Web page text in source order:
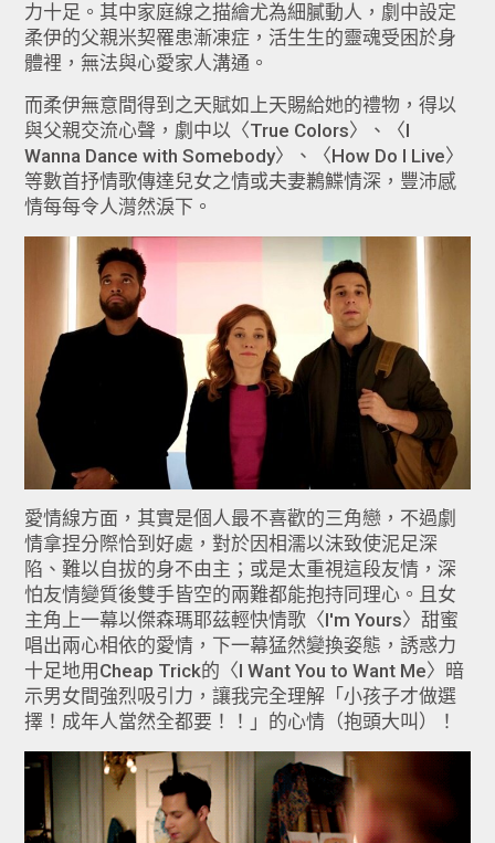
力十足。其中家庭線之描繪尤為細膩動人，劇中設定
柔伊的父親米契罹患漸凍症，活生生的靈魂受困於身
體裡，無法與心愛家人溝通。
而柔伊無意間得到之天賦如上天賜給她的禮物，得以
與父親交流心聲，劇中以〈True Colors〉、〈I
Wanna Dance with Somebody〉、〈How Do I Live〉
等數首抒情歌傳達兒女之情或夫妻鶼鰈情深，豐沛感
情每每令人潸然淚下。
愛情線方面，其實是個人最不喜歡的三角戀，不過劇
情拿捏分際恰到好處，對於因相濡以沫致使泥足深
陷、難以自拔的身不由主；或是太重視這段友情，深
怕友情變質後雙手皆空的兩難都能抱持同理心。且女
主角上一幕以傑森瑪耶茲輕快情歌〈I'm Yours〉甜蜜
唱出兩心相依的愛情，下一幕猛然變換姿態，誘惑力
十足地用Cheap Trick的〈I Want You to Want Me〉暗
示男女間強烈吸引力，讓我完全理解「小孩子才做選
擇！成年人當然全都要！！」的心情（抱頭大叫）！